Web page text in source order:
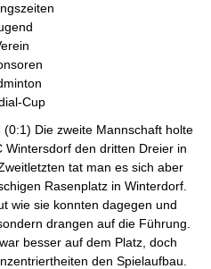
Cup
Die zweite Mannschaft holte
Wintersdorf den dritten Dreier in
tat man es sich aber
Rasenplatz in Winterdorf.
wie sie konnten dagegen und
drangen auf die Führung.
besser auf dem Platz, doch
den Spielaufbau.